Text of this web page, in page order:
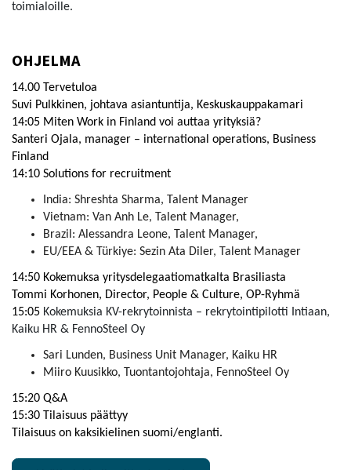
toimialoille.
OHJELMA
14.00 Tervetuloa
Suvi Pulkkinen, johtava asiantuntija, Keskuskauppakamari
14:05 Miten Work in Finland voi auttaa yrityksiä?
Santeri Ojala, manager – international operations, Business
Finland
14:10 Solutions for recruitment
India: Shreshta Sharma, Talent Manager
Vietnam: Van Anh Le, Talent Manager,
Brazil: Alessandra Leone, Talent Manager,
EU/EEA & Türkiye: Sezin Ata Diler, Talent Manager
14:50 Kokemuksa yritysdelegaatiomatkalta Brasiliasta
Tommi Korhonen, Director, People & Culture, OP-Ryhmä
15:05 Kokemuksia KV-rekrytoinnista – rekrytointipilotti Intiaan,
Kaiku HR & FennoSteel Oy
Sari Lunden, Business Unit Manager, Kaiku HR
Miiro Kuusikko, Tuontantojohtaja, FennoSteel Oy
15:20 Q&A
15:30 Tilaisuus päättyy
Tilaisuus on kaksikielinen suomi/englanti.